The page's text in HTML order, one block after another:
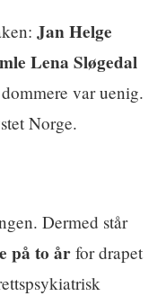
Jan Helge
Lena Sløgedal
var uenig.
Norge.
Dermed står
på to år for drapet